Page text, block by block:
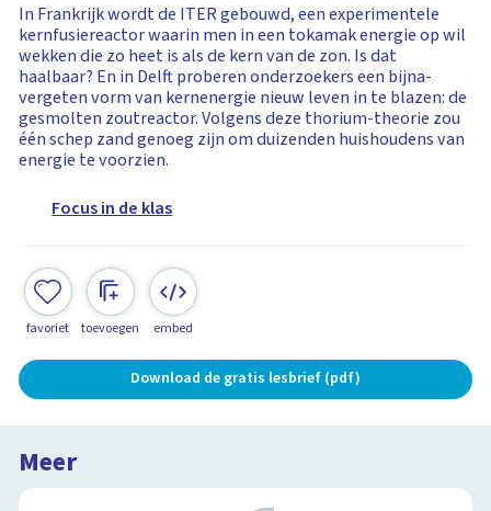
In Frankrijk wordt de ITER gebouwd, een experimentele
kernfusiereactor waarin men in een tokamak energie op wil
wekken die zo heet is als de kern van de zon. Is dat
haalbaar? En in Delft proberen onderzoekers een bijna-
vergeten vorm van kernenergie nieuw leven in te blazen: de
gesmolten zoutreactor. Volgens deze thorium-theorie zou
één schep zand genoeg zijn om duizenden huishoudens van
energie te voorzien.
Focus in de klas
favoriet toevoegen embed
Download de gratis lesbrief (pdf)
Meer